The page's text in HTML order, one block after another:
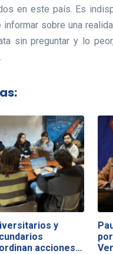
en este país. Es
sobre una
sin preguntar y lo
y
acciones…